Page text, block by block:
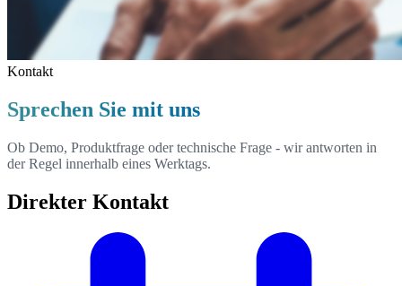
Kontakt
Sprechen Sie mit uns
Ob Demo, Produktfrage oder technische Frage - wir antworten in
der Regel innerhalb eines Werktags.
Direkter Kontakt